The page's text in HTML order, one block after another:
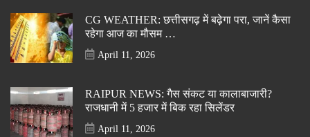
CG WEATHER: छत्तीसगढ़ में बढ़ेगा परा, जानें कैसा
रहेगा आज का मौसम …
April 11, 2026
RAIPUR NEWS: गैस संकट या कालाबाजारी?
राजधानी में 5 हजार में बिक रहा सिलेंडर
April 11, 2026